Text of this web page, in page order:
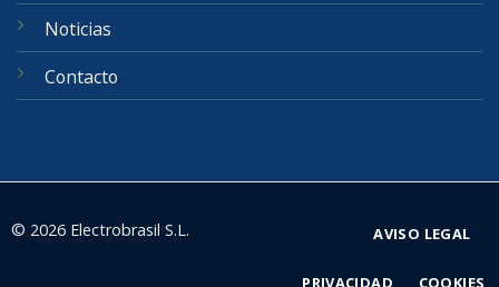
Noticias
Contacto
© 2026 Electrobrasil S.L. AVISO LEGAL
PRIVACIDAD COOKIES